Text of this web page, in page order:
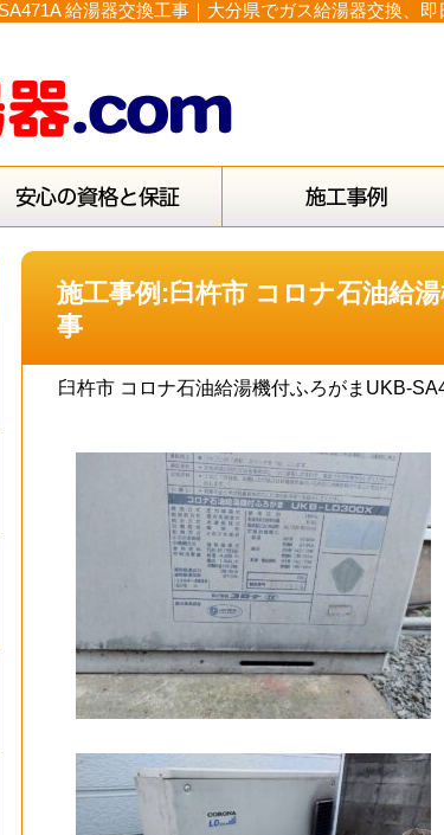
給湯器交換工事｜大分県でガス給湯器交換、
施工事例:臼杵市 コロナ石油給
事
臼杵市 コロナ石油給湯機付ふろがまUKB-